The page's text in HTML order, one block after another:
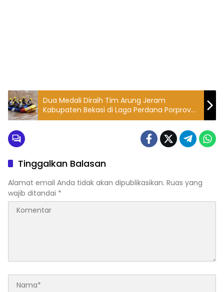
Dua Medali Diraih Tim Arung Jeram
Kabupaten Bekasi di Laga Perdana Porprov
Jabar
Tinggalkan Balasan
Alamat email Anda tidak akan dipublikasikan. Ruas yang
wajib ditandai *